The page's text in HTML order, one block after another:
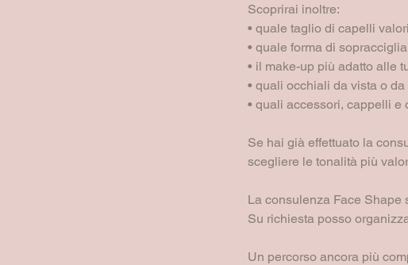
Scoprirai inoltre:
• quale taglio di capelli
• quale forma di
• il make-up più adatto alle
• quali occhiali da vista o
• quali accessori, cappelli
Se hai già effettuato la
scegliere le tonalità più
La consulenza Face
Su richiesta posso
Un percorso ancora più